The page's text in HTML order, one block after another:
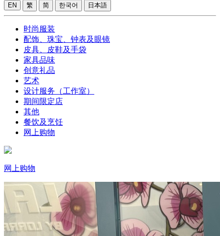
EN 繁 简 한국어 日本語
时尚服装
配饰、珠宝、钟表及眼镜
皮具、皮鞋及手袋
家具品味
创意礼品
艺术
设计服务（工作室）
期间限定店
其他
餐饮及烹饪
网上购物
网上购物